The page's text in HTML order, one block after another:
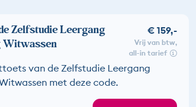
Zelfstudie Leergang
€ 159,-
vrij van btw
all-in tarief
van de Zelfstudie Leergang
met deze code.